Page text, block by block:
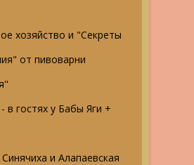
хозяйство и "Секреты
от пивоварни
в гостях у Бабы Яги +
и Алапаевская